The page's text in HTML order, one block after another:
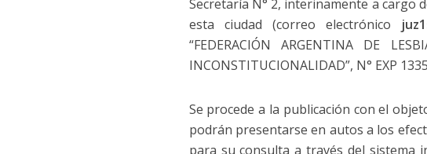
Secretaría N° 2, interinamente a cargo
esta ciudad (correo electrónico
“FEDERACIÓN ARGENTINA DE
INCONSTITUCIONALIDAD”, N° EXP
Se procede a la publicación con el
podrán presentarse en autos a los
para su consulta a través del sistema